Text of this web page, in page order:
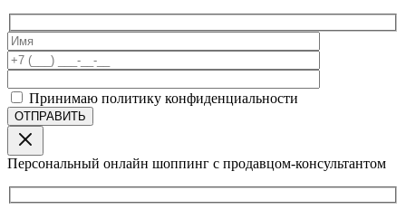
Принимаю политику конфиденциальности
Персональный онлайн шоппинг с продавцом-консультантом